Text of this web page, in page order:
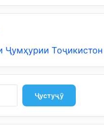
Ҷумҳурии Тоҷикистон
Ҷустуҷӯ